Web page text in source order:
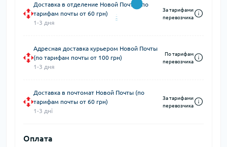
Доставка в отделение Новой Почты (по
тарифам почты от 60 грн)
1-3 дня
За тарифами
перевозчика
Адресная доставка курьером Новой Почты
(по тарифам почты от 100 грн)
1-3 дня
По тарифам
перевозчика
Доставка в почтомат Новой Почты (по
тарифам почты от 60 грн)
1-3 дні
За тарифами
перевозчика
Оплата